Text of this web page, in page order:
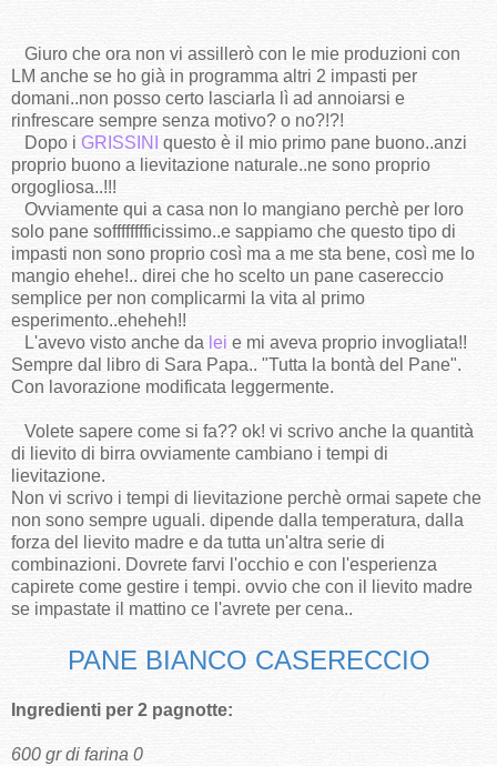
Giuro che ora non vi assillerò con le mie produzioni con
LM anche se ho già in programma altri 2 impasti per
domani..non posso certo lasciarla lì ad annoiarsi e
rinfrescare sempre senza motivo? o no?!?!
Dopo i GRISSINI
questo è il mio primo pane buono..anzi
proprio buono a lievitazione naturale..ne sono proprio
orgogliosa..!!!
Ovviamente qui a casa non lo mangiano perchè per loro
solo pane sofffffffficissimo..e sappiamo che questo tipo di
impasti non sono proprio così ma a me sta bene, così me lo
mangio ehehe!.. direi che ho scelto un pane casereccio
semplice per non complicarmi la vita al primo
esperimento..eheheh!!
L'avevo visto anche da lei e mi aveva proprio invogliata!!
Sempre dal libro di Sara Papa.. "Tutta la bontà del Pane".
Con lavorazione modificata leggermente.
Volete sapere come si fa?? ok! vi scrivo anche la quantità
di lievito di birra ovviamente cambiano i tempi di
lievitazione.
Non vi scrivo i tempi di lievitazione perchè ormai sapete che
non sono sempre uguali. dipende dalla temperatura, dalla
forza del lievito madre e da tutta un'altra serie di
combinazioni. Dovrete farvi l'occhio e con l'esperienza
capirete come gestire i tempi. ovvio che con il lievito madre
se impastate il mattino ce l'avrete per cena..
PANE BIANCO CASERECCIO
Ingredienti per 2 pagnotte:
600 gr di farina 0